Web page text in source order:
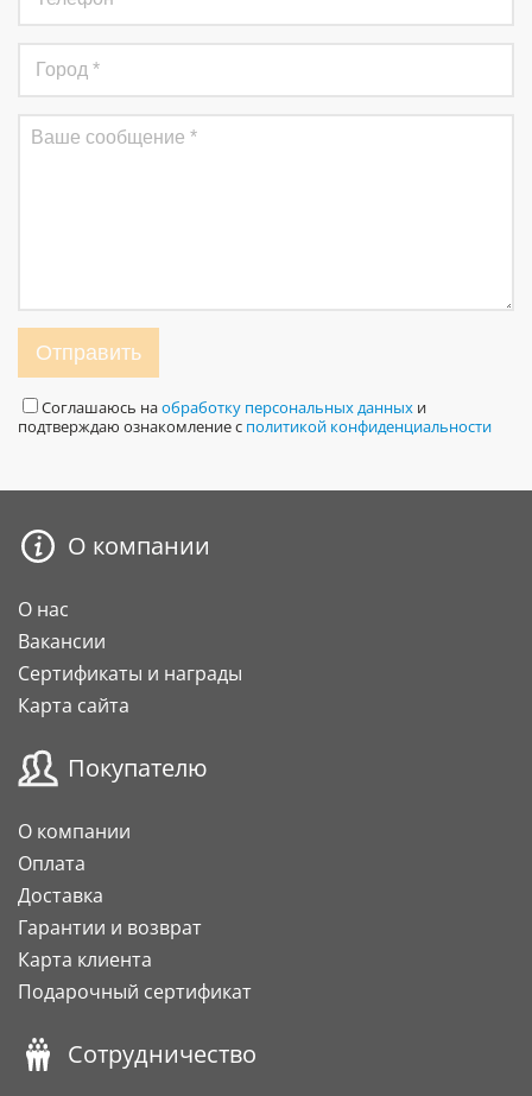
Отправить
Соглашаюсь наобработку персональных данных и
подтверждаю ознакомление с политикой конфиденциальности
О компании
О нас
Вакансии
Сертификаты и награды
Карта сайта
Покупателю
О компании
Оплата
Доставка
Гарантии и возврат
Карта клиента
Подарочный сертификат
Сотрудничество